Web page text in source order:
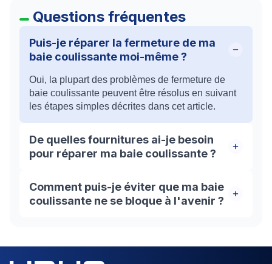
Questions fréquentes
Puis-je réparer la fermeture de ma
baie coulissante moi-même ?
Oui, la plupart des problèmes de fermeture de
baie coulissante peuvent être résolus en suivant
les étapes simples décrites dans cet article.
De quelles fournitures ai-je besoin
pour réparer ma baie coulissante ?
Cela dépend du problème spécifique que vous
rencontrez. Les outils couramment nécessaires
incluent une brosse à poils durs, un aspirateur,
Comment puis-je éviter que ma baie
coulissante ne se bloque à l'avenir ?